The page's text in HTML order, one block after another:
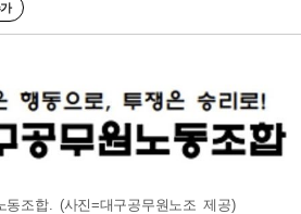
동조합. (사진=대구공무원노조 제공)